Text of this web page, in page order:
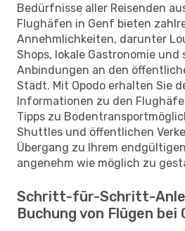
Bedürfnisse aller Reisenden
Flughäfen in Genf bieten
Annehmlichkeiten, darunter
Shops, lokale Gastronomie und
Anbindungen an den
Stadt. Mit Opodo erhalten Sie
Informationen zu den
Tipps zu
Shuttles und öffentlichen
Übergang zu Ihrem
angenehm wie möglich zu
Schritt-für-Schritt-
Buchung von Flügen bei